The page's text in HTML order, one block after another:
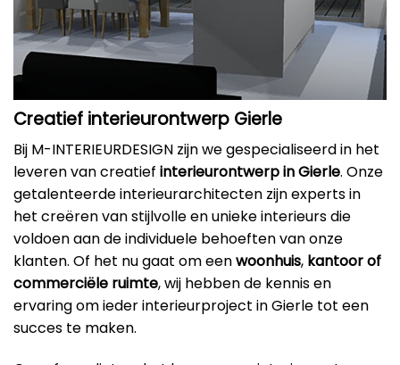
Creatief interieurontwerp Gierle
Bij M-INTERIEURDESIGN zijn we gespecialiseerd in het
leveren van creatief interieurontwerp in Gierle. Onze
getalenteerde interieurarchitecten zijn experts in
het creëren van stijlvolle en unieke interieurs die
voldoen aan de individuele behoeften van onze
klanten. Of het nu gaat om eenwoonhuis, kantoorof
commerciële ruimte, wij hebben de kennis en
ervaring om ieder interieurproject in Gierle tot een
succes te maken.